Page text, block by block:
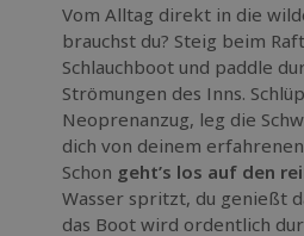
Vom Alltag direkt in die
brauchst du? Steig beim
Schlauchboot und paddle
Strömungen des Inns.
Neoprenanzug, leg die
dich von deinem
Schon geht’s los auf den
Wasser spritzt, du genießt
das Boot wird ordentlich